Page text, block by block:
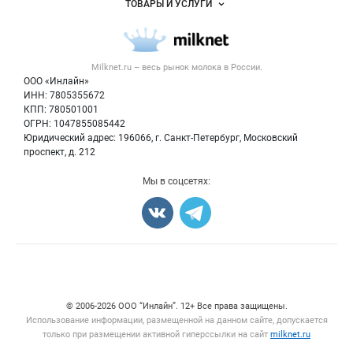
Milknet.ru – весь рынок молокав России.
ООО «Инлайн»
ИНН: 7805355672
КПП: 780501001
ОГРН: 1047855085442
Юридический адрес: 196066, г. Санкт-Петербург, Московский
проспект, д. 212
Размещение рекламы
Публичная оферта
Контактная информация
Политика обработки персональных данных
Новости рынка
ТОВАРЫ И УСЛУГИ
Молочная продукция
Вторичное сырье
Оборудование
Мы в соцсетях:
© 2006‑2026 ООО “Инлайн”. 12+ Все права защищены.
Использование информации, размещенной на данном сайте, допускается
только при размещении активной гиперссылки на сайт milknet.ru